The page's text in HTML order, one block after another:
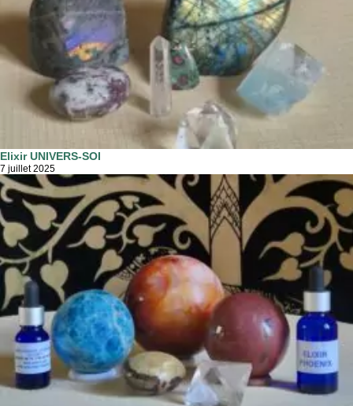
Elixir UNIVERS-SOI
7 juillet 2025